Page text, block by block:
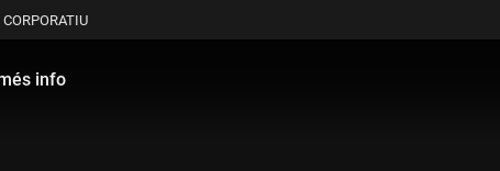
CORPORATIU
info